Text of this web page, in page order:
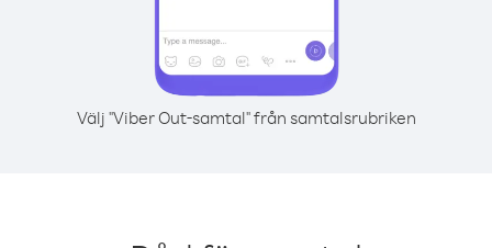
Välj "Viber Out-samtal" från samtalsrubriken